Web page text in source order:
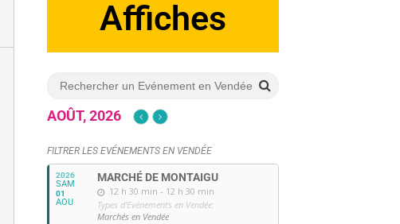
Dépliants
AOÛT, 2026
FILTRER LES EVÉNEMENTS EN VENDÉE
2026
SAM
01
AOU
MARCHÉ DE MONTAIGU
12 h 30 min - 12 h 30 min
Types d'Evénements en Vendée:
Marchés en Vendée